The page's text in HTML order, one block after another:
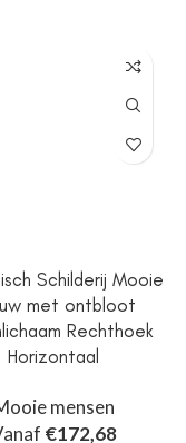
Schilderij Mooie
met ontbloot
Rechthoek
Horizontaal
mensen
€172,68